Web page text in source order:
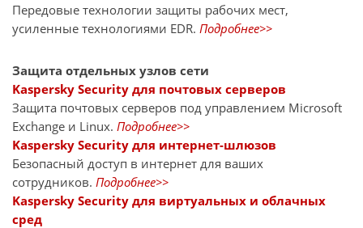
Передовые технологии защиты рабочих мест,
усиленные технологиями EDR. Подробнее>>
Защита отдельных узлов сети
Kaspersky Security для почтовых серверов
Защита почтовых серверов под управлением Microsoft
Exchange и Linux. Подробнее>>
Kaspersky Security для интернет-шлюзов
Безопасный доступ в интернет для ваших
сотрудников. Подробнее>>
Kaspersky Security для виртуальных и облачных
сред